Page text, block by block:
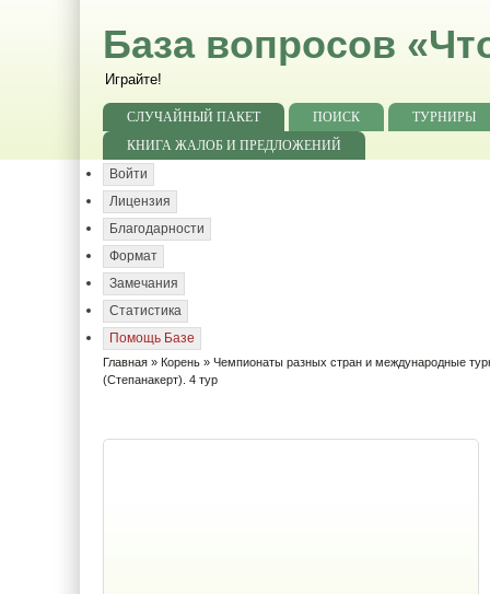
База вопросов
Играйте!
СЛУЧАЙНЫЙ ПАКЕТ ПОИСК
ТУРНИРЫ
КНИГА ЖАЛОБ И ПРЕДЛОЖЕНИЙ
Войти
Лицензия
Благодарности
Формат
Замечания
Статистика
Помощь Базе
Главная » Корень » Чемпионаты разных стран и международные
(Степанакерт). 4 тур